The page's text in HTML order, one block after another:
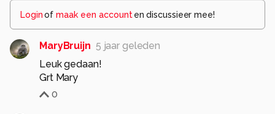
Loginof maak een account en discussieer mee!
MaryBruijn 5 jaar geleden
Leuk gedaan!
Grt Mary
0